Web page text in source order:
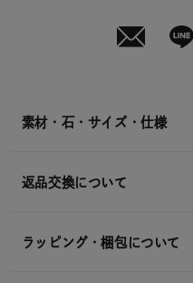
素材・石・サイズ・仕様
返品交換について
ラッピング・梱包について